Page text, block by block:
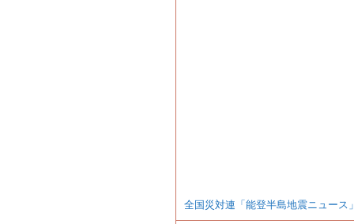
全国災対連「能登半島地震ニュース